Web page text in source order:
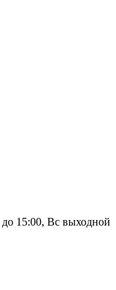
15:00, Вс выходной